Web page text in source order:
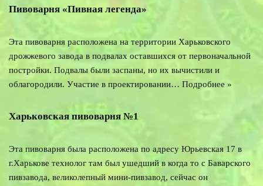
Пивоварня «Пивная легенда»
Эта пивоварня расположена на территории Харьковского
дрожжевого завода в подвалах оставшихся от первоначальной
постройки. Подвалы были заспаны, но их вычистили и
облагородили. Участие в проектировании… Подробнее »
Харьковская пивоварня №1
Эта пивоварня была расположена по адресу Юрьевская 17 в
г.Харькове технолог там был ушедший в когда то с Баварского
пивзавода, великолепный мини-пивзавод, сейчас он